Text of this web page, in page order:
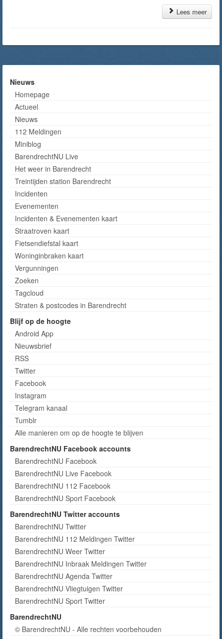
Lees meer
Nieuws
Homepage
Actueel
Nieuws
112 Meldingen
Miniblog
BarendrechtNU Live
Het weer in Barendrecht
Treintijden station Barendrecht
Incidenten
Evenementen
Incidenten & Evenementen kaart
Straatroven kaart
Fietsendiefstal kaart
Woninginbraken kaart
Vergunningen
Zoeken
Tagcloud
Straten & postcodes in Barendrecht
Blijf op de hoogte
Android App
Nieuwsbrief
RSS
Twitter
Facebook
Instagram
Telegram kanaal
Tumblr
Alle manieren om op de hoogte te blijven
BarendrechtNU Facebook accounts
BarendrechtNU Facebook
BarendrechtNU Live Facebook
BarendrechtNU 112 Facebook
BarendrechtNU Sport Facebook
BarendrechtNU Twitter accounts
BarendrechtNU Twitter
BarendrechtNU 112 Meldingen Twitter
BarendrechtNU Weer Twitter
BarendrechtNU Inbraak Meldingen Twitter
BarendrechtNU Agenda Twitter
BarendrechtNU Vliegtuigen Twitter
BarendrechtNU Sport Twitter
BarendrechtNU
© BarendrechtNU - Alle rechten voorbehouden